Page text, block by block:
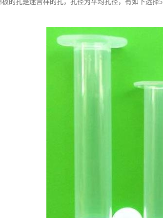
板的孔是迷宫样的孔，孔径为平均孔径，有如下选择